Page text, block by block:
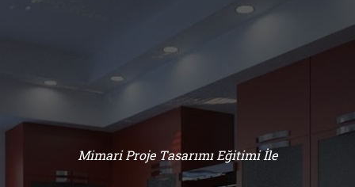
Mimari Proje Tasarımı Eğitimiİle